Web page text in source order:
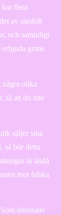
flera
av särskilt
och samtidigt
erbjuda gratis
några olika
så att du inte
säljer sina
så bör detta
är ändå
mot falska
alternativ